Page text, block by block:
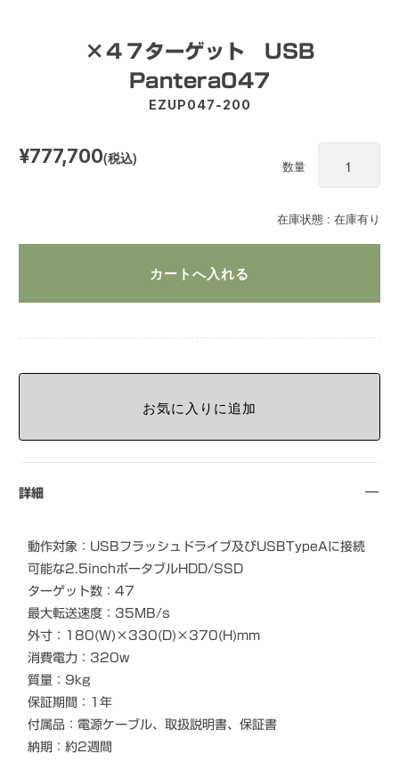
×４７ターゲット USB
Pantera047
EZUP047-200
在庫状態 : 在庫有り
¥777,700(税込)
数量
詳細
動作対象：USBフラッシュドライブ及びUSBTypeAに接続
可能な2.5inchポータブルHDD/SSD
ターゲット数：47
最大転送速度：35MB/s
外寸：180(W)×330(D)×370(H)mm
消費電力：320w
質量：9kg
保証期間：1年
付属品：電源ケーブル、取扱説明書、保証書
納期：約2週間